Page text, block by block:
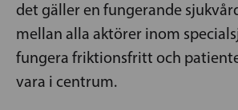
det gäller en fungerande
mellan alla aktörer inom
fungera friktionsfritt och
vara i centrum.